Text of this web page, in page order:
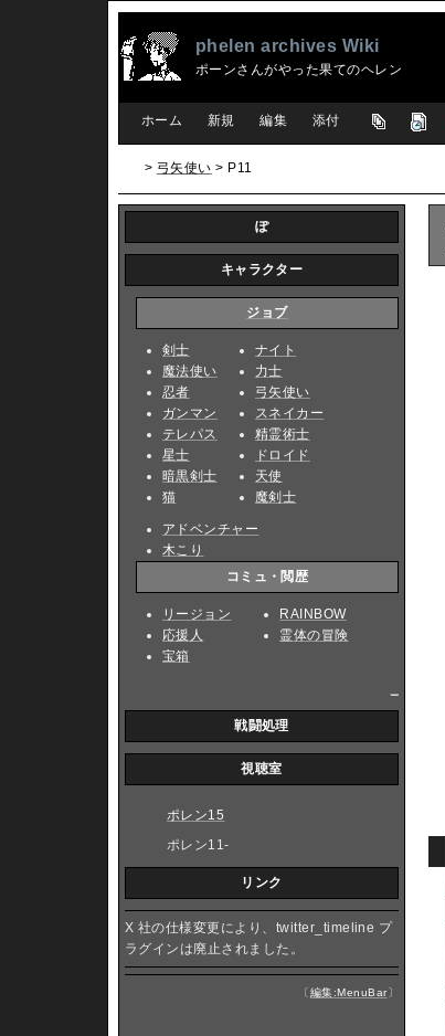
phelen archives Wiki
ポーンさんがやった果てのヘレン
ホーム 新規 編集 添付
> 弓矢使い > P11
ぽ
キャラクター
ジョブ
剣士
魔法使い
忍者
ガンマン
テレパス
星士
暗黒剣士
猫
ナイト
力士
弓矢使い
スネイカー
精霊術士
ドロイド
天使
魔剣士
アドベンチャー
木こり
コミュ・閲歴
リージョン
応援人
宝箱
RAINBOW
霊体の冒険
戦闘処理
視聴室
ポレン15
ポレン11-
リンク
X 社の仕様変更により、twitter_timeline プ
ラグインは廃止されました。
〔編集:MenuBar〕